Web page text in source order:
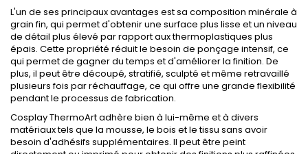
L'un de ses principaux avantages est sa composition minérale à
grain fin, qui permet d'obtenir une surface plus lisse et un niveau
de détail plus élevé par rapport aux thermoplastiques plus
épais. Cette propriété réduit le besoin de ponçage intensif, ce
qui permet de gagner du temps et d'améliorer la finition. De
plus, il peut être découpé, stratifié, sculpté et même retravaillé
plusieurs fois par réchauffage, ce qui offre une grande flexibilité
pendant le processus de fabrication.
Cosplay ThermoArt adhère bien à lui-même et à divers
matériaux tels que la mousse, le bois et le tissu sans avoir
besoin d'adhésifs supplémentaires. Il peut être peint